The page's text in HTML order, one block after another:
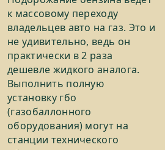
к массовому переходу
владельцев авто на газ. Это и
не удивительно, ведь он
практически в 2 раза
дешевле жидкого аналога.
Выполнить полную
установку гбо
(газобаллонного
оборудования) могут на
станции технического